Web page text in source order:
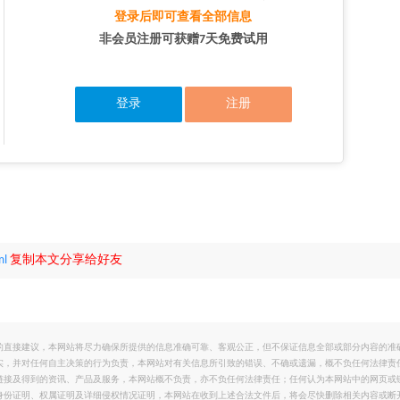
登录后即可查看全部信息
非会员注册可获赠7天免费试用
登录 注册
复制本文分享给好友
接建议，本网站将尽力确保所提供的信息准确可靠、客观公正，但不保证信息全部或部分内容的准
并对任何自主决策的行为负责，本网站对有关信息所引致的错误、不确或遗漏，概不负任何法律责
及得到的资讯、产品及服务，本网站概不负责，亦不负任何法律责任；任何认为本网站中的网页或
证明、权属证明及详细侵权情况证明，本网站在收到上述合法文件后，将会尽快删除相关内容或断